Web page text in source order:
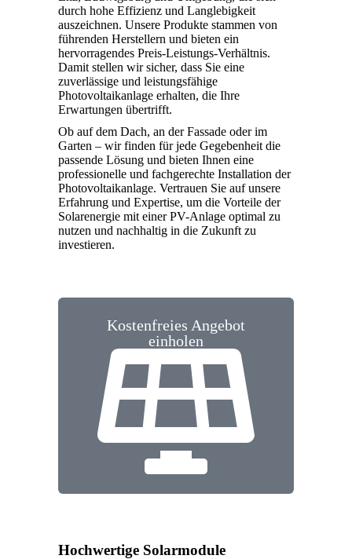
durch hohe Effizienz und Langlebigkeit
auszeichnen. Unsere Produkte stammen von
führenden Herstellern und bieten ein
hervorragendes Preis-Leistungs-Verhältnis.
Damit stellen wir sicher, dass Sie eine
zuverlässige und leistungsfähige
Photovoltaikanlage erhalten, die Ihre
Erwartungen übertrifft.
Ob auf dem Dach, an der Fassade oder im
Garten – wir finden für jede Gegebenheit die
passende Lösung und bieten Ihnen eine
professionelle und fachgerechte Installation der
Photovoltaikanlage. Vertrauen Sie auf unsere
Erfahrung und Expertise, um die Vorteile der
Solarenergie mit einer PV-Anlage optimal zu
nutzen und nachhaltig in die Zukunft zu
investieren.
Kostenfreies Angebot
einholen
Hochwertige Solarmodule